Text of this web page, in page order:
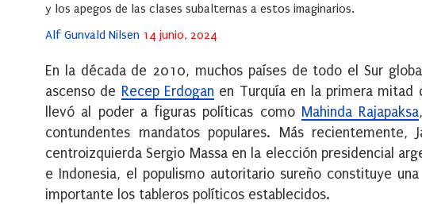
y los apegos de las clases subalternas a estos imaginarios.
Alf Gunvald Nilsen Posted
14 junio, 2024
En la década de 2010, muchos países de todo el Sur
ascenso de Recep Erdogan en Turquía en la primera
llevó al poder a figuras políticas como Mahinda Rajapaksa
contundentes mandatos populares. Más
centroizquierda Sergio Massa en la elección presidencial
e Indonesia, el populismo autoritario sureño constituye
importante los tableros políticos establecidos.